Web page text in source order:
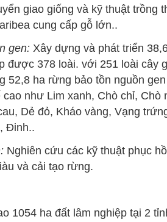
giao giống và kỹ thuật trồng
cung cấp gỗ lớn..
gen: Xây dựng và phát triển
được 378 loài. với 251 loài cây
ha rừng bảo tồn nguồn
như Lim xanh, Chò chỉ, Chò
Dẻ đỏ, Kháo vàng, Vạng
Đinh..
Nghiên cứu các kỹ thuật phục
và cải tạo rừng.
1054 ha đất lâm nghiệp tại 2